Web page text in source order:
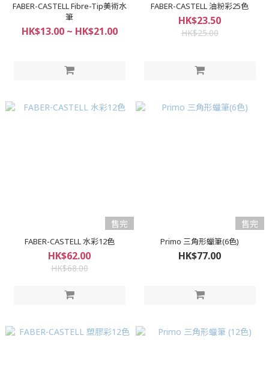
FABER-CASTELL Fibre-Tip美術水
筆
HK$13.00 ~ HK$21.00
FABER-CASTELL 油粉彩25色
HK$23.50
HK$25.00
售完
FABER-CASTELL 水彩12色
HK$62.00
HK$68.00
售完
Primo 三角形蠟筆(6色)
HK$77.00